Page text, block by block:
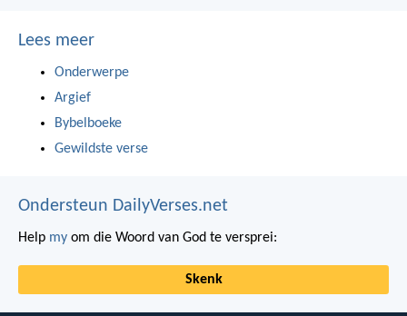
Lees meer
Onderwerpe
Argief
Bybelboeke
Gewildste verse
Ondersteun DailyVerses.net
Help my om die Woord van God te versprei:
Skenk